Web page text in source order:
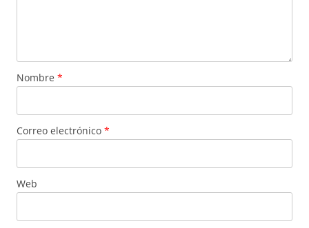
Nombre *
Correo electrónico *
Web